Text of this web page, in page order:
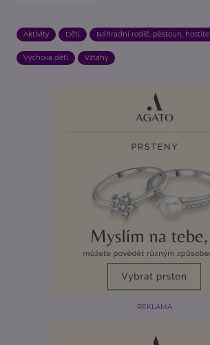
Aktivity Děti Náhradní rodič, pěstoun, hostitel
Výchova dětí Vztahy
REKLAMA